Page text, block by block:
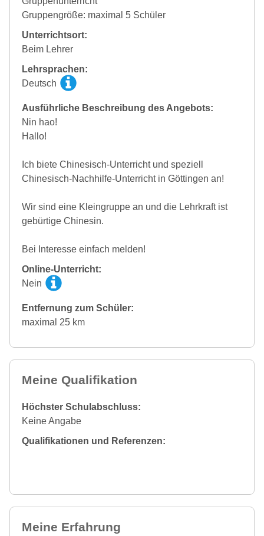
Gruppengröße: maximal 5 Schüler
Unterrichtsort:
Beim Lehrer
Lehrsprachen:
Deutsch
Ausführliche Beschreibung des Angebots:
Nin hao!
Hallo!
Ich biete Chinesisch-Unterricht und speziell
Chinesisch-Nachhilfe-Unterricht in Göttingen an!
Wir sind eine Kleingruppe an und die Lehrkraft ist
gebürtige Chinesin.
Bei Interesse einfach melden!
Online-Unterricht:
Nein
Entfernung zum Schüler:
maximal 25 km
Meine Qualifikation
Höchster Schulabschluss:
Keine Angabe
Qualifikationen und Referenzen:
Meine Erfahrung